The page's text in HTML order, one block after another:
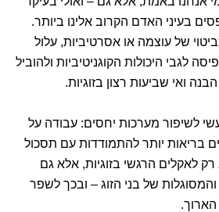
בעיני האדם הקרוב אלינו ביותר.
של עוצמה או אסרטיביות, עלול
לגבי היכולות הקוגניטיביות ולהוביל
ואי שביעות רצון בזוגיות.
לשיפור מערכות יחסים: עבודה על
בריאות יותר להתמודדות עם תסכול
לאקלים הרגשי בזוגיות, אלא גם
של בני הזוג – ובכך לשפר